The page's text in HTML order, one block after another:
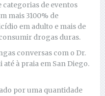
categorias de eventos
mais 3100% de
em adulto e mais de
drogas duras.
conversas com o Dr.
até à praia em San Diego.
por uma quantidade